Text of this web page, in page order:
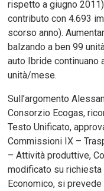
rispetto a giugno
contributo con 4.693
scorso anno).
balzando a ben 99
auto Ibride continuano
unità/mese.
Sull’argomento
Consorzio Ecogas,
Testo Unificato,
Commissioni IX –
– Attività produttive,
modificato su
Economico, si